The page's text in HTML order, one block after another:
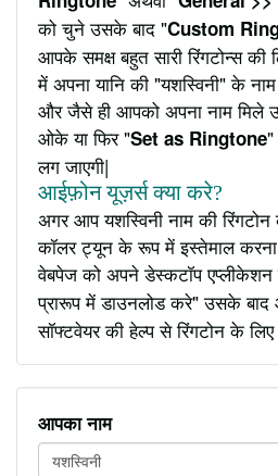
को चुने उसके बाद "Custom
आपके समक्ष बहुत सारी रिंगटोन्स
में अपना यानि की "यशस्विनी" के
और जैसे ही आपको अपना नाम
ओके या फिर "Set as Ringtone"
लग जाएगी|
आईफ़ोन यूज़र्स क्या करे?
अगर आप यशस्विनी नाम की
कॉलर ट्यून के रूप में इस्तेमाल
वेबपेज को अपने डेस्कटॉप
प्रारूप में डाउनलोड करे" उसके
सॉफ्टवेयर की हेल्प से रिंगटोन के
आपका नाम